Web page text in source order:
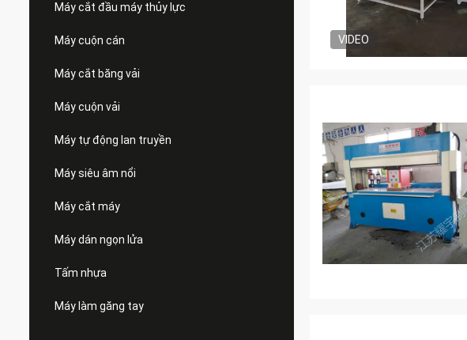
Máy cắt đầu máy thủy lực
Máy cuộn cán
Máy cắt băng vải
Máy cuộn vải
Máy tự động lan truyền
Máy siêu âm nổi
Máy cắt máy
Máy dán ngọn lửa
Tấm nhựa
Máy làm găng tay
VIDEO